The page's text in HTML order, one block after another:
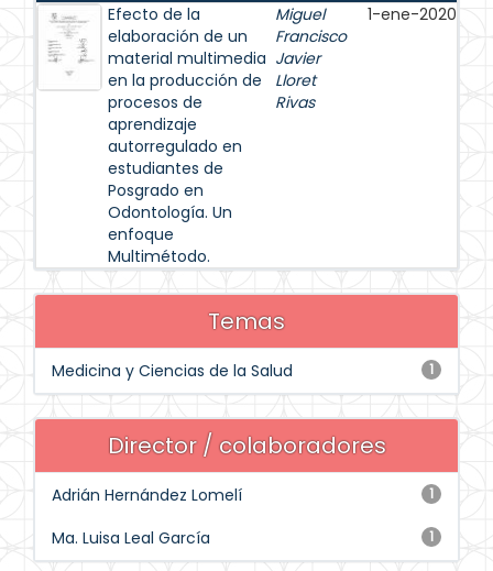
Efecto de la
elaboración de un
material multimedia
en la producción de
procesos de
aprendizaje
autorregulado en
estudiantes de
Posgrado en
Odontología. Un
enfoque
Multimétodo.
Miguel
Francisco
Javier
Lloret
Rivas
1-ene-2020
Temas
1
Medicina y Ciencias de la Salud
Director / colaboradores
1
Adrián Hernández Lomelí
1
Ma. Luisa Leal García